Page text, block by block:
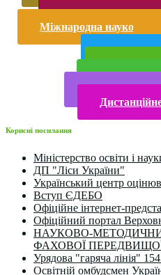
Міжнародна науково-
Корисні посилання
Міністерство освіти і
ДП "Ліси України"
Український центр
Вступ ЄДЕБО
Офіційне інтернет-
Офіційний портал
НАУКОВО-
ФАХОВОЇ
Урядова "гаряча лінія"
Освітній омбудсмен